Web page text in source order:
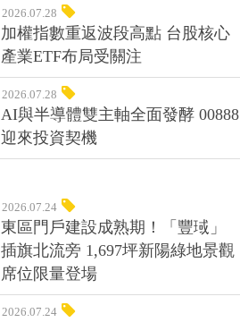
2026.07.28
加權指數重返波段高點 台股核心
產業ETF布局受關注
2026.07.28
AI與半導體雙主軸全面發酵 00888
迎來投資契機
2026.07.24
東區門戶建設成熟期！「豐琙」
插旗北流旁 1,697坪新陽綠地景觀
席位限量登場
2026.07.24